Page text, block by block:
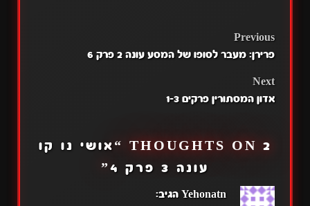
POST
Previous
פרירן: מעבר לסופו של המסע עונה 2 פרק 6
Next
אדון המסתורין פרקים 1-3
2 THOUGHTS ON “
אושי נו קו
עונה 3 פרק 4
”
Yehonatn הגיב: